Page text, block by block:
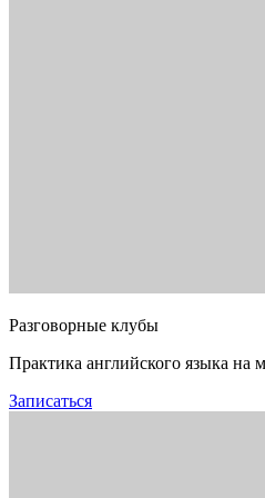
Разговорные клубы
Практика английского языка на
Записаться